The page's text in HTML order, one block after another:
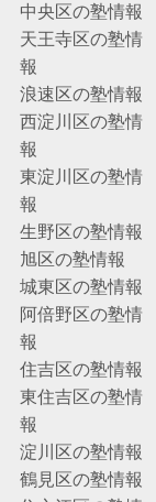
中央区の塾情報
天王寺区の塾情
報
浪速区の塾情報
西淀川区の塾情
報
東淀川区の塾情
報
生野区の塾情報
旭区の塾情報
城東区の塾情報
阿倍野区の塾情
報
住吉区の塾情報
東住吉区の塾情
報
淀川区の塾情報
鶴見区の塾情報